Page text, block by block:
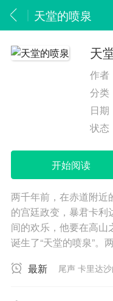
天堂的喷泉
天
作者
分类
日期
状态
开始阅读
两千年前，在赤道附近
的宫廷政变，暴君卡利
间的欢乐，他要在高山
诞生了“天堂的喷泉”。
师摩根要在“天堂的喷
最新 尾声 卡里达